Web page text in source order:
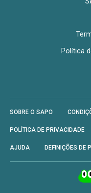
Política
SOBRE O SAPO
POLÍTICA DE PRIVACIDADE
AJUDA DEFINIÇÕES DE